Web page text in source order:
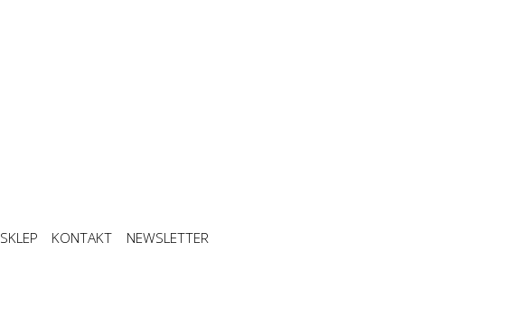
SKLEP KONTAKT NEWSLETTER